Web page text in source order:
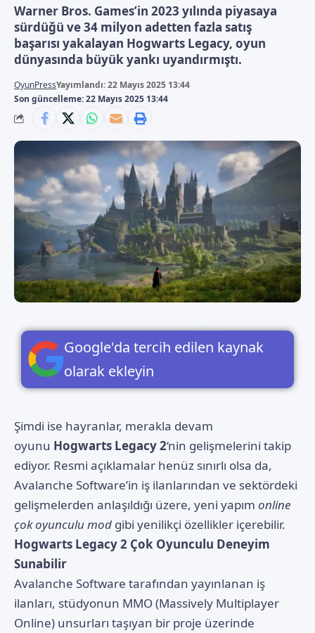
Warner Bros. Games’in 2023 yılında piyasaya
sürdüğü ve 34 milyon adetten fazla satış
başarısı yakalayan Hogwarts Legacy, oyun
dünyasında büyük yankı uyandırmıştı.
Son güncelleme: 22 Mayıs 2025 13:44
OyunPressYayımlandı: 22 Mayıs 2025 13:44
Google'da tercih edilen kaynak
olarak ekleyin
Şimdi ise hayranlar, merakla devam
oyunu Hogwarts Legacy 2‘nin gelişmelerini takip
ediyor. Resmi açıklamalar henüz sınırlı olsa da,
Avalanche Software’in iş ilanlarından ve sektördeki
gelişmelerden anlaşıldığı üzere, yeni yapım online
çok oyunculu mod gibi yenilikçi özellikler içerebilir.
Hogwarts Legacy 2 Çok Oyunculu Deneyim
Sunabilir
Avalanche Software tarafından yayınlanan iş
ilanları, stüdyonun MMO (Massively Multiplayer
Online) unsurları taşıyan bir proje üzerinde